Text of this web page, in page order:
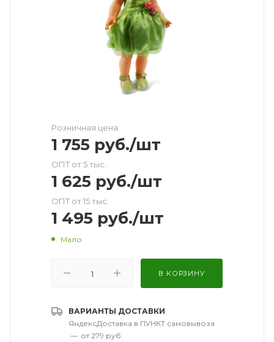
Розничная цена
1 755 руб./шт
ОПТ от 5 тыс.
1 625 руб./шт
ОПТ от 15 тыс.
1 495 руб./шт
Мало
В КОРЗИНУ
ВАРИАНТЫ ДОСТАВКИ
ЯндексДоставка в ПУНКТ самовывоза
— от 279 руб.